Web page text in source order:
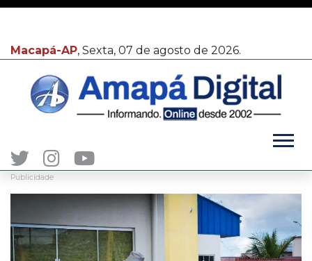
Macapá-AP, Sexta, 07 de agosto de 2026.
Publicidade